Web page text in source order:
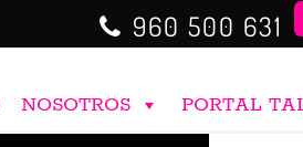
960 500 631
NOSOTROS PORTAL